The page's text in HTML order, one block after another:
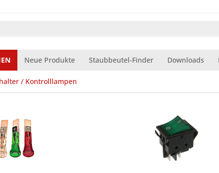
Neue Produkte Staubbeutel-Finder Downloads
/ Kontrolllampen